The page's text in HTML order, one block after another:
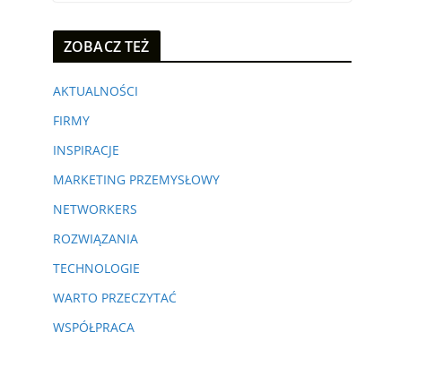
ZOBACZ TEŻ
AKTUALNOŚCI
FIRMY
INSPIRACJE
MARKETING PRZEMYSŁOWY
NETWORKERS
ROZWIĄZANIA
TECHNOLOGIE
WARTO PRZECZYTAĆ
WSPÓŁPRACA